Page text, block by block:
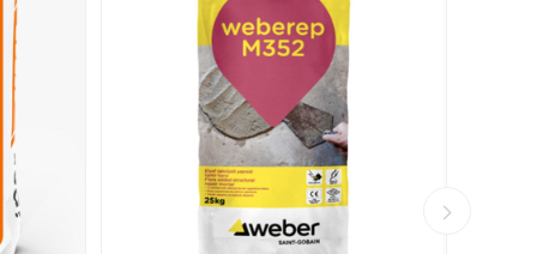
ფასადები
გრუნტები,
ჰიდროიზოლაცია
ლითონი
სამშენებლო
დანადგარები